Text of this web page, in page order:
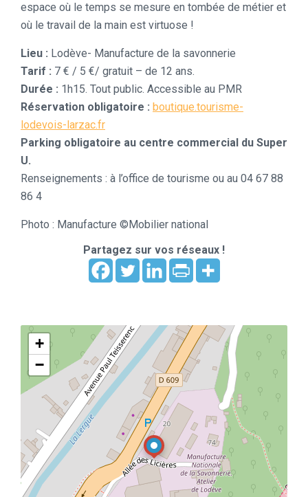
espace où le temps se mesure en tombée de métier et
où le travail de la main est virtuose !
Lieu : Lodève- Manufacture de la savonnerie
Tarif : 7 € / 5 €/ gratuit – de 12 ans.
Durée : 1h15. Tout public. Accessible au PMR
Réservation obligatoire : boutique.tourisme-
lodevois-larzac.fr
Parking obligatoire au centre commercial du Super
U.
Renseignements : à l’office de tourisme ou au 04 67 88
86 4
Photo : Manufacture ©Mobilier national
Partagez sur vos réseaux !
+
−